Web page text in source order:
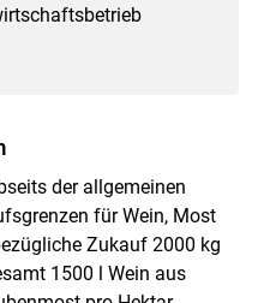
der allgemeinen
für Wein, Most
Zukauf 2000 kg
1500 l Wein aus